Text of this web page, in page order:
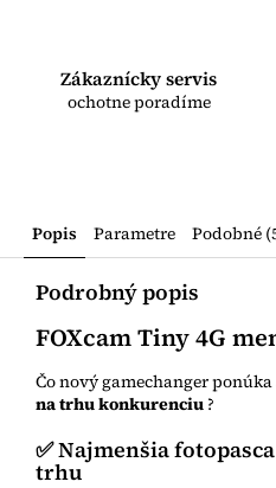
Zákaznícky servis
ochotne poradíme
Popis Parametre Podobné
Podrobný popis
FOXcam Tiny 4G
Čo nový gamechanger
na trhu konkurenciu ?
✅ Najmenšia
trhu